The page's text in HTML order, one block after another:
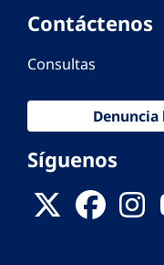
Contáctenos
Consultas
Síguenos